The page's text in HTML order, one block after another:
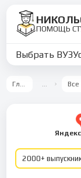
ПОМОЩЬ
Выбрать ВУЗ
Главная …
2000+